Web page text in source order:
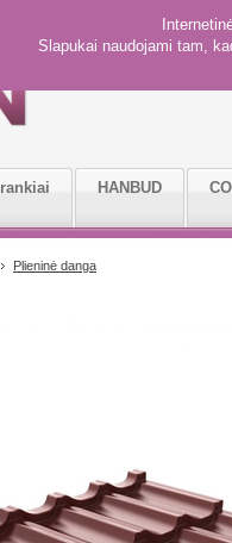
Slapukai naudojami tam,
Įrankiai HANBUD
Plieninė danga